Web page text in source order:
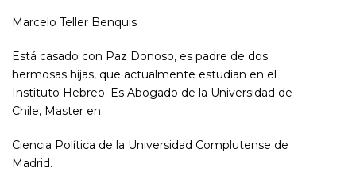
Marcelo Teller Benquis
Está casado con Paz Donoso, es padre de dos
hermosas hijas, que actualmente estudian en el
Instituto Hebreo. Es Abogado de la Universidad de
Chile, Master en
Ciencia Política de la Universidad Complutense de
Madrid.